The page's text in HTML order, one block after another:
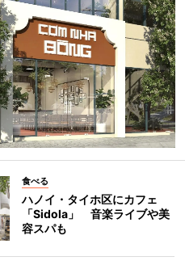
食べる
ハノイ・タイホ区にカフェ
「Sidola」 音楽ライブや美
容スパも